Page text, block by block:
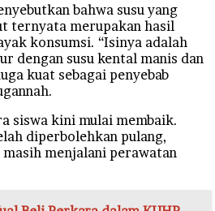
bahwa susu yang
ternyata merupakan hasil
konsumsi. “Isinya adalah
dengan susu kental manis dan
kuat sebagai penyebab
siswa kini mulai membaik.
diperbolehkan pulang,
menjalani perawatan